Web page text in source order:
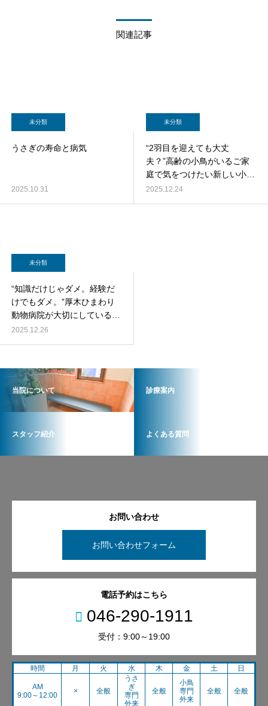
関連記事
未分類
うさぎの寿命と病気
2025.10.31
未分類
“2羽目を迎えても大丈
夫？”高齢の小鳥がいるご家
庭で気をつけたい新しい小鳥
のお迎え完全ガイド
2025.12.24
未分類
“知識だけじゃダメ。経験だ
けでもダメ。”厚木ひまわり
動物病院が大切にしている
スタッフ教育と専門性の育て
2025.12.26
当院について 診療案内
スタッフ紹介 よくある質問
お問い合わせ
お問い合わせフォーム
電話予約はこちら
046-290-1911
受付：9:00～19:00
時間 月 火 水 木 金 土 日
AM
9:00～12:00
× 全般
うさ
ぎ
専門
外来
全般
小鳥
専門
外来
全般 全般